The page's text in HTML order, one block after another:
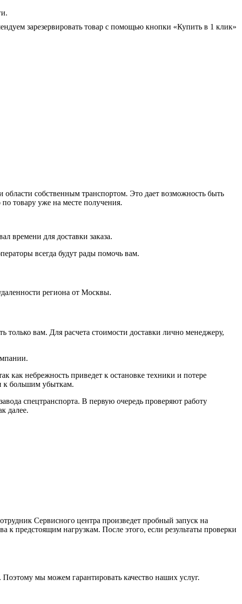
зарезервировать товар с помощью кнопки «Купить в 1 клик»
собственным транспортом. Это дает возможность быть
товару уже на месте получения.
времени для доставки заказа.
всегда будут рады помочь вам.
региона от Москвы.
вам. Для расчета стоимости доставки лично менеджеру,
как небрежность приведет к остановке техники и потере
к большим убыткам.
спецтранспорта. В первую очередь проверяют работу
далее.
Сервисного центра произведет пробный запуск на
предстоящим нагрузкам. После этого, если результаты проверки
мы можем гарантировать качество наших услуг.